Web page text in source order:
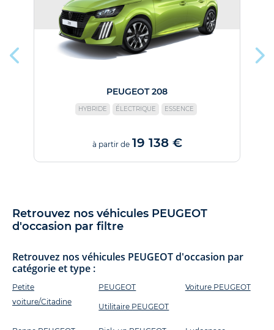
PEUGEOT 208
HYBRIDE ÉLECTRIQUE ESSENCE
à partir de 19 138 €
Retrouvez nos véhicules PEUGEOT
d'occasion par filtre
Retrouvez nos véhicules PEUGEOT d'occasion par
catégorie et type :
Petite
voiture/Citadine
PEUGEOT
Utilitaire PEUGEOT
Voiture PEUGEOT